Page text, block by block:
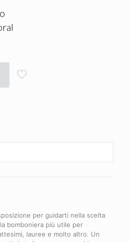
per guidarti nella scelta
bomboniera più utile per
lauree e molto altro. Un